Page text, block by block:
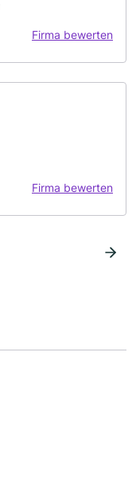
Firma bewerten
Firma bewerten